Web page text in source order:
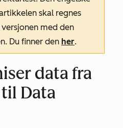
skal regnes
med den
Du finner den her.
data fra
Data